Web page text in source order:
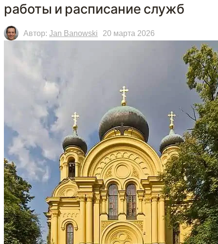
работы и расписание служб
Автор: Jan Banowski 20 марта 2026